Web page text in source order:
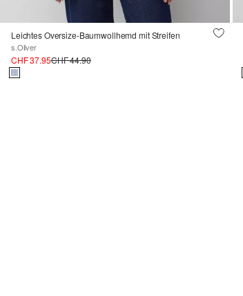
Leichtes Oversize-Baumwollhemd mit Streifen
s.Oliver
CHF 37.95CHF 44.90